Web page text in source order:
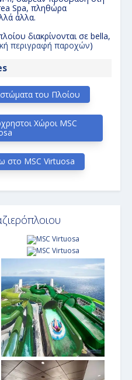
Spa, πληθώρα
άλλα.
λοίου διακρίνονται σε bella,
περιγραφή παροχών)
του Πλοίου
Χώροι MSC
στο MSC Virtuosa